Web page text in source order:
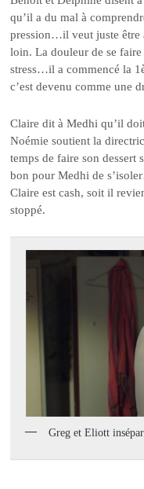
qu’il a du mal à
pression…il veut juste être
loin. La douleur de se
stress…il a commencé la
c’est devenu comme une
Claire dit à Medhi qu’il
Noémie soutient la
temps de faire son dessert
bon pour Medhi de
Claire est cash, soit il
stoppé.
Greg et Eliott